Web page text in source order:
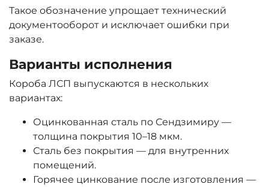
Такое обозначение упрощает технический
документооборот и исключает ошибки при
заказе.
Варианты исполнения
Короба ЛСП выпускаются в нескольких
вариантах:
Оцинкованная сталь по Сендзимиру —
толщина покрытия 10–18 мкм.
Сталь без покрытия — для внутренних
помещений.
Горячее цинкование после изготовления —